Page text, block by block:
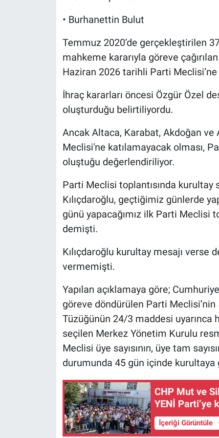
• Burhanettin Bulut
Temmuz 2020’de gerçekleştirilen
mahkeme kararıyla göreve
Haziran 2026 tarihli Parti Meclisi’ne
İhraç kararları öncesi Özgür Özel
oluşturduğu belirtiliyordu.
Ancak Altaca, Karabat, Akdoğan ve
Meclisi'ne katılamayacak olması,
oluştuğu değerlendiriliyor.
Parti Meclisi toplantısında kurultay
Kılıçdaroğlu, geçtiğimiz günlerde
günü yapacağımız ilk Parti Meclisi
demişti.
Kılıçdaroğlu kurultay mesajı verse
vermemişti.
Yapılan açıklamaya göre;
göreve döndürülen Parti
Tüzüğünün 24/3 maddesi
seçilen Merkez Yönetim Kurulu
Meclisi üye sayısının, üye tam
durumunda 45 gün içinde
CHP Mut ve
YENİ Parti’ye
İçeriği Görüntüle